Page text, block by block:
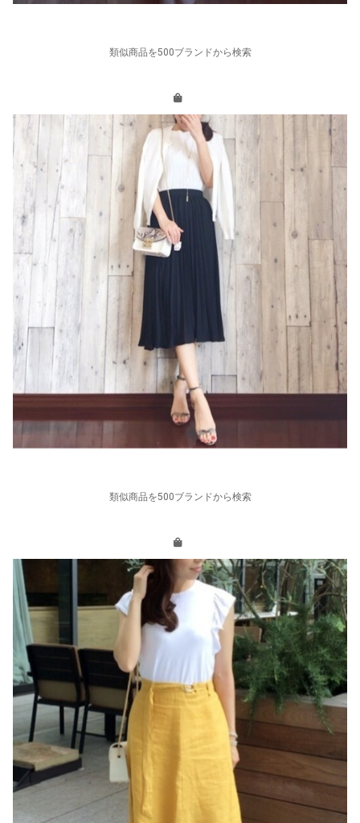
類似商品を500ブランドから検索
類似商品を500ブランドから検索